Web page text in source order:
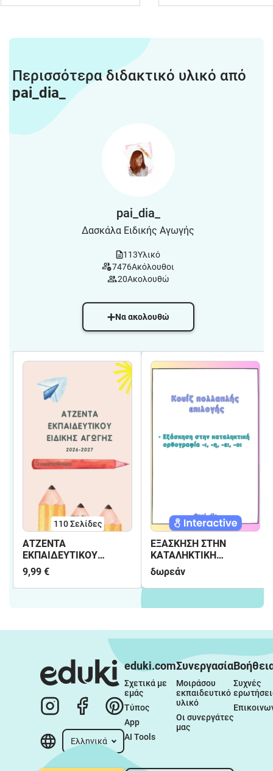
Περισσότερα διδακτικό υλικό από
pai_dia_
pai_dia_
Δασκάλα Ειδικής Αγωγής
113Υλικό
7476Ακόλουθοι
20Ακολουθώ
Να ακολουθώ
110Σελίδες
ΑΤΖΕΝΤΑ
ΕΚΠΑΙΔΕΥΤΙΚΟΥ
ΕΙΔΙΚΗΣ ΑΓΩΓΗΣ 2026-
2027
9,99 €
ΕΞΑΣΚΗΣΗ ΣΤΗΝ
ΚΑΤΑΛΗΚΤΙΚΗ
ΟΡΘΟΓΡΑΦΙΑ -Ι-Η-ΕΙ-ΟΙ
δωρεάν
Ελληνικά
eduki.com
Σχετικά με
εμάς
Τύπος
App
AI Tools
Συνεργασία
Μοιράσου
εκπαιδευτικό
υλικό
Οι συνεργάτες
μας
Συχνές